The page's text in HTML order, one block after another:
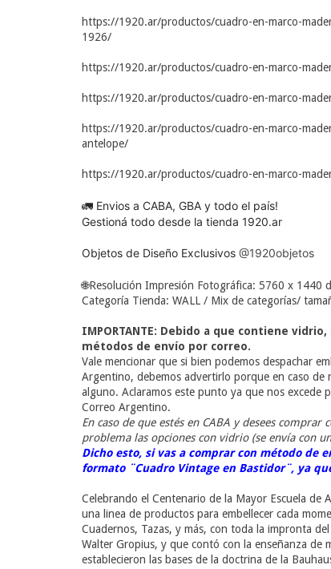
https://1920.ar/productos/cuadro-en-marco-
1926/
https://1920.ar/productos/cuadro-en-marco-
https://1920.ar/productos/cuadro-en-marco-
https://1920.ar/productos/cuadro-en-marco-
antelope/
https://1920.ar/productos/cuadro-en-marco-
🚛 Envios a CABA, GBA y todo el país!
Gestioná todo desde la tienda 1920.ar
Objetos de Diseño Exclusivos @1920objetos
🌐Resolución Impresión Fotográfica: 5760 x 1440
Categoría Tienda: WALL / Mix de categorías/
IMPORTANTE: Debido a que contiene
métodos de envío por correo.
Vale mencionar que si bien podemos despachar
Argentino, debemos advertirlo porque en caso
alguno. Aclaramos este punto ya que nos excede
Correo Argentino.
En caso de que estés en CABA y desees comprar
problema las opciones con vidrio (se envía con
Dicho esto, si vas a comprar con método de
formato ¨Cuadro Vintage en Bastidor¨, ya
Celebrando el Centenario de la Mayor Escuela de
una linea de productos para embellecer cada
Cuadernos, Tazas, y más, con toda la impronta
Walter Gropius, y que contó con la enseñanza de
establecieron las bases de la doctrina de la